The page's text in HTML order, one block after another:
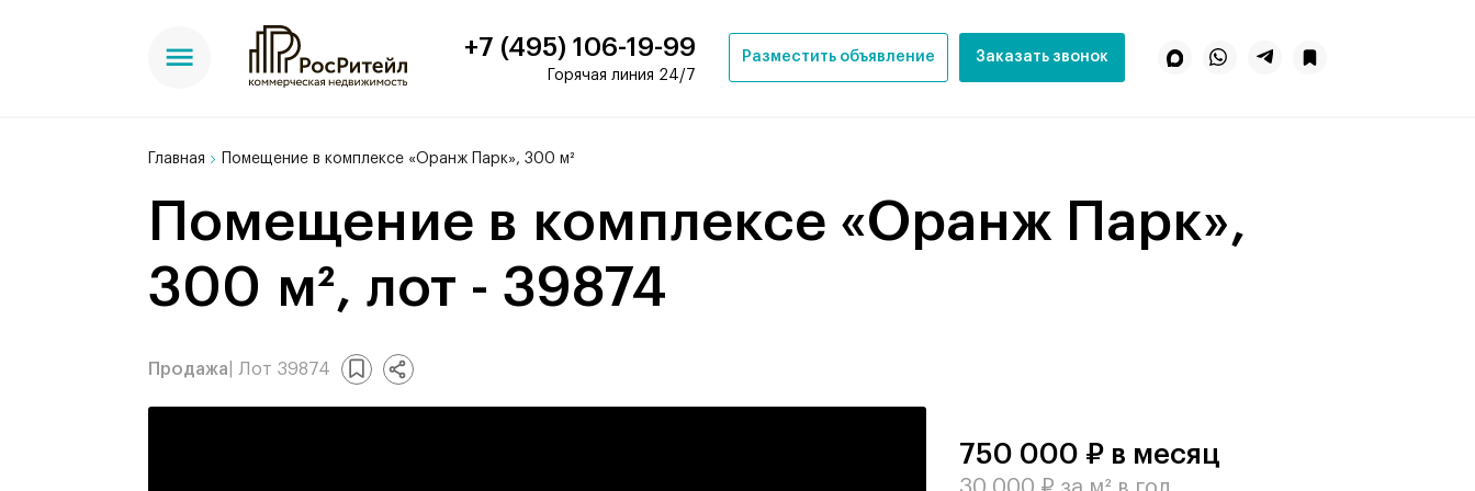
+7 (495) 106-19-99
Горячая линия 24/7
Разместить объявление Заказать звонок
Главная Помещение в комплексе «Оранж Парк», 300 м²
Помещение в комплексе «Оранж Парк»,
300 м², лот - 39874
Продажа | Лот 39874
750 000 ₽ в месяц